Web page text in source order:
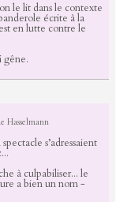
le lit dans le contexte
écrite à la
en lutte contre le
gêne.
Hasselmann
s’adressaient
à culpabiliser... le
a bien un nom -